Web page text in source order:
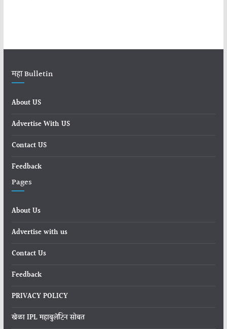
महा Bulletin
About US
Advertise With US
Contact US
Feedback
Pages
About Us
Advertise with us
Contact Us
Feedback
PRIVACY POLICY
खेळा IPL महाबुलेटिन सोबत